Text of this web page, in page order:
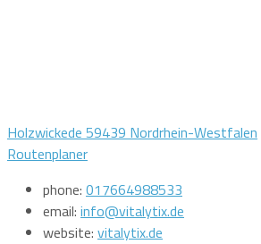
Holzwickede 59439 Nordrhein-Westfalen
Routenplaner
phone: 017664988533
email: info@vitalytix.de
website: vitalytix.de